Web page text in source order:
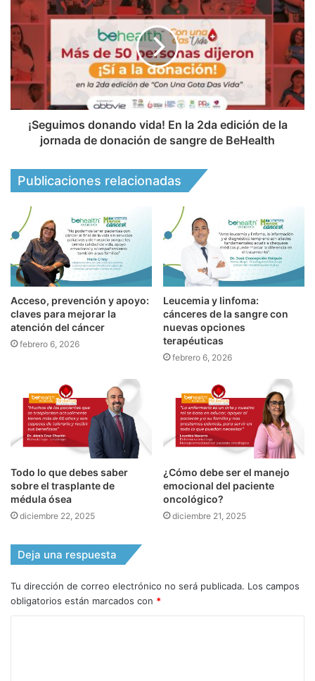
¡Seguimos donando vida! En la 2da edición de la
jornada de donación de sangre de BeHealth
Publicaciones relacionadas
Acceso, prevención y apoyo:
claves para mejorar la
atención del cáncer
febrero 6, 2026
Leucemia y linfoma:
cánceres de la sangre con
nuevas opciones
terapéuticas
febrero 6, 2026
Todo lo que debes saber
sobre el trasplante de
médula ósea
diciembre 22, 2025
¿Cómo debe ser el manejo
emocional del paciente
oncológico?
diciembre 21, 2025
Deja una respuesta
Tu dirección de correo electrónico no será publicada. Los campos
obligatorios están marcados con *